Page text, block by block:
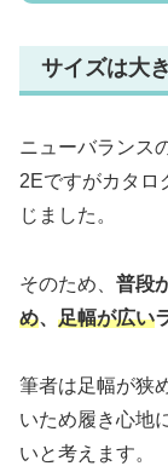
サイズは大
ニューバランス
2Eですがカタロ
じました。
そのため、 普段
め、 足幅が広い
筆者は足幅が狭
いため履き心地
いと考えます。